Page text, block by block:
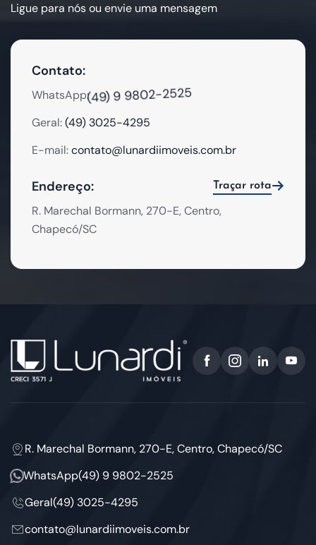
Ligue para nós ou envie uma mensagem
Contato:
WhatsApp:(49) 9 9802-2525
Geral:(49) 3025-4295
E-mail:contato@lunardiimoveis.com.br
Endereço: Traçar rota
R. Marechal Bormann, 270-E, Centro,
Chapecó/SC
R. Marechal Bormann, 270-E, Centro, Chapecó/SC
WhatsApp(49) 9 9802-2525
Geral(49) 3025-4295
contato@lunardiimoveis.com.br